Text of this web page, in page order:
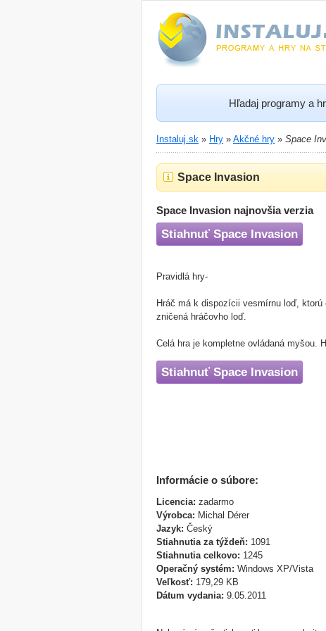
Hľadaj programy a
Instaluj.sk » Hry » Akčné hry » Space
Space Invasion
Space Invasion najnovšia verzia
Stiahnuť Space Invasion
Pravidlá hry-
Hráč má k dispozícii vesmírnu loď,
zničená hráčovho loď.
Celá hra je kompletne ovládaná myšou.
Stiahnuť Space Invasion
Informácie o súbore:
Licencia: zadarmo
Výrobca: Michal Dérer
Jazyk: Český
Stiahnutia za týždeň: 1091
Stiahnutia celkovo: 1245
Operačný systém: Windows XP/Vista
Veľkosť: 179,29 KB
Dátum vydania: 9.05.2011